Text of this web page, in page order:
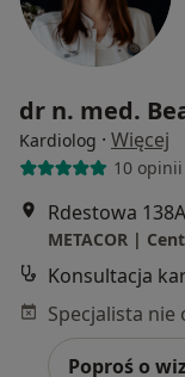
dr n. med.
Kardiolog · Więcej
10 opinii
Rdestowa
METACOR |
Konsultacja
Poproś o